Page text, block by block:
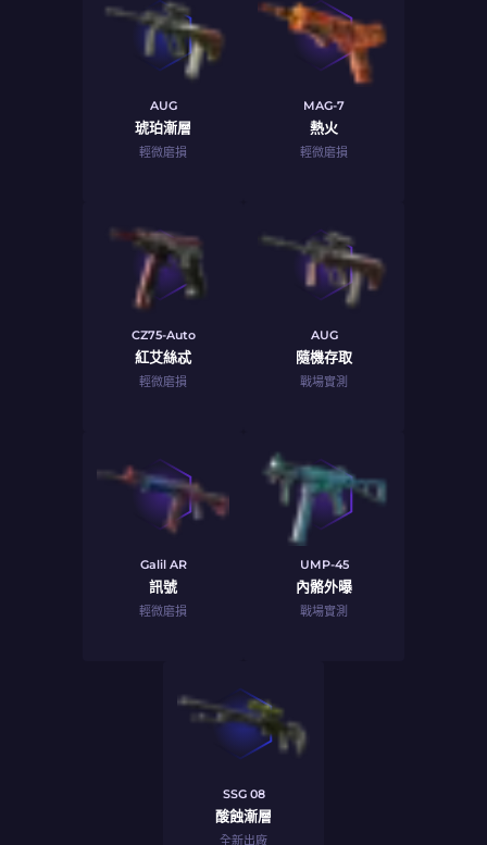
AUG
琥珀漸層
輕微磨損
MAG-7
熱火
輕微磨損
CZ75-Auto
紅艾絲忒
輕微磨損
AUG
隨機存取
戰場實測
Galil AR
訊號
輕微磨損
UMP-45
內骼外曝
戰場實測
SSG 08
酸蝕漸層
全新出廠